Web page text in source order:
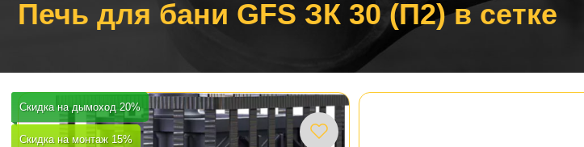
Печь для бани GFS ЗК 30 (П2) в сетке
Скидка на дымоход 20%
Скидка на монтаж 15%